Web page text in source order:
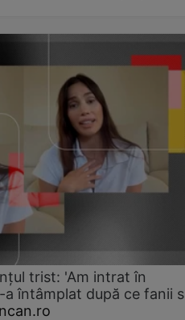
trist: 'Am intrat în
a întâmplat după ce fanii